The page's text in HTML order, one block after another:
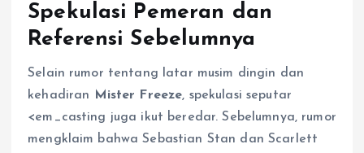
Spekulasi Pemeran dan
Referensi Sebelumnya
Selain rumor tentang latar musim dingin dan
kehadiran
Mister Freeze, spekulasi seputar
<em_casting juga ikut beredar. Sebelumnya, rumor
mengklaim bahwa Sebastian Stan dan Scarlett